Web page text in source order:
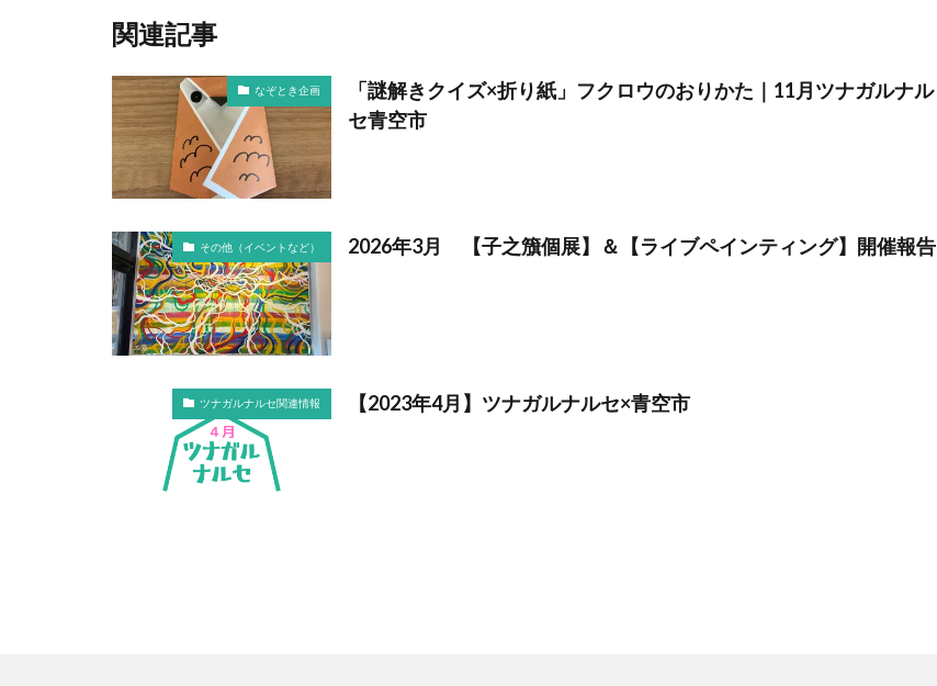
関連記事
なぞとき企画
「謎解きクイズ×折り紙」フクロウのおりかた｜11月ツナガルナル
セ青空市
その他（イベントなど） 2026年3月 【子之籏個展】＆【ライブペインティング】開催報告
ツナガルナルセ関連情報 【2023年4月】ツナガルナルセ×青空市